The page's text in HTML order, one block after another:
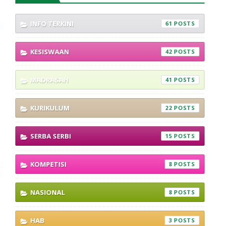
INFO TERKINI 61
KESISWAAN 42
MADRASAH 41
KURIKULUM 22
SERBA SERBI 15
KOMPETISI 8
NASIONAL 8
HAB 3